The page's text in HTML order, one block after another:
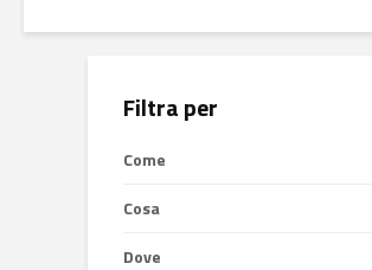
Filtra per
Come
Cosa
Dove